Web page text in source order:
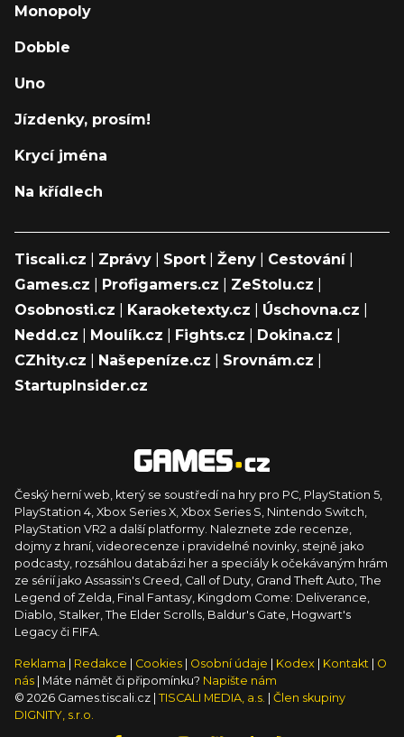
Monopoly
Dobble
Uno
Jízdenky, prosím!
Krycí jména
Na křídlech
Tiscali.cz Zprávy Sport Ženy Cestování|
Games.cz
Profigamers.cz ZeStolu.cz
Osobnosti.cz
Karaoketexty.cz Úschovna.cz
Nedd.cz
Moulík.cz Fights.cz Dokina.cz
CZhity.cz
Našepeníze.cz Srovnám.cz
StartupInsider.cz
Český herní web, který se soustředí na hry pro PC, PlayStation 5,
PlayStation 4, Xbox Series X, Xbox Series S, Nintendo Switch,
PlayStation VR2 a další platformy. Naleznete zde recenze,
dojmy z hraní, videorecenze i pravidelné novinky, stejně jako
podcasty, rozsáhlou databázi her a speciály k očekávaným hrám
ze sérií jako Assassin's Creed, Call of Duty, Grand Theft Auto, The
Legend of Zelda, Final Fantasy, Kingdom Come: Deliverance,
Diablo, Stalker, The Elder Scrolls, Baldur's Gate, Hogwart's
Legacy či FIFA.
Reklama Redakce Cookies Osobní údaje Kodex Kontakt
O
nás
| Máte námět či připomínku? Napište nám
© 2026 Games.tiscali.cz | TISCALI MEDIA, a.s.
Člen skupiny
DIGNITY, s.r.o.